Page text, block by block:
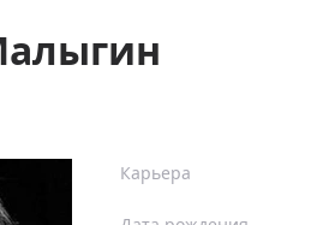
Карьера